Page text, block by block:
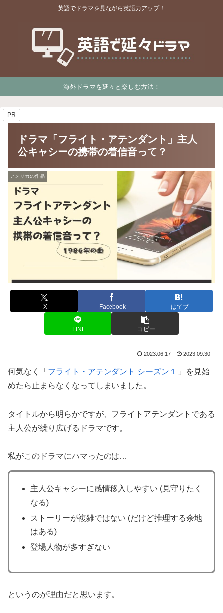
英語でドラマを見ながら英語力アップ！
海外ドラマを延々と楽しむ方法！
PR
ドラマ「フライト・アテンダント」主人
公キャシーの携帯の着信音って？
アメリカの作品
X Facebook はてブ
LINE コピー
2023.06.17 2023.09.30
何気なく「 フライト・アテンダント シーズン１
」を見始
めたら止まらなくなってしまいました。
タイトルから明らかですが、フライトアテンダントである
主人公が繰り広げるドラマです。
私がこのドラマにハマったのは…
主人公キャシーに感情移入しやすい (見守りたく
なる)
ストーリーが複雑ではない (だけど推理する余地
はある)
登場人物が多すぎない
というのが理由だと思います。